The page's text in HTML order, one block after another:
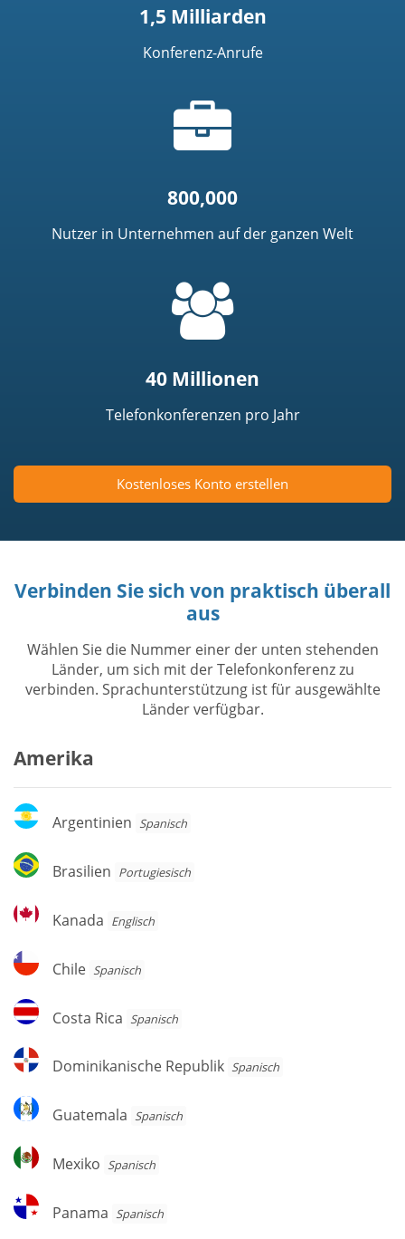
1,5 Milliarden
Konferenz-Anrufe
800,000
Nutzer in Unternehmen auf der ganzen Welt
40 Millionen
Telefonkonferenzen pro Jahr
Kostenloses Konto erstellen
Verbinden Sie sich von praktisch überall
aus
Wählen Sie die Nummer einer der unten stehenden
Länder, um sich mit der Telefonkonferenz zu
verbinden. Sprachunterstützung ist für ausgewählte
Länder verfügbar.
Amerika
Argentinien
Argentinien Spanisch
Brasilien
Brasilien Por­tu­gie­sisch
Kanada
Kanada Englisch
Chile
Chile Spanisch
Costa
Rica
Costa Rica Spanisch
Dominikanische
Republik
Dominikanische Republik Spanisch
Guatemala
Guatemala Spanisch
Mexiko
Mexiko Spanisch
Panama
Panama Spanisch